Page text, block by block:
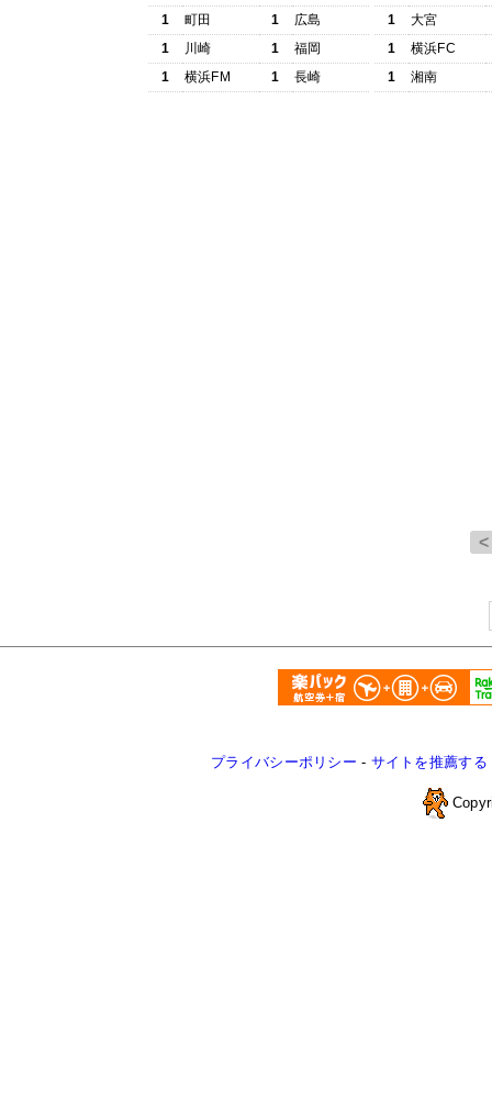
1
町田 1
広島
1
川崎 1
福岡
1
横浜FM 1 長崎
1
大宮
1
横浜FC
1
湘南
プライバシーポリシー - サイトを推薦する